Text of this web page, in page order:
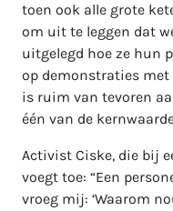
toen ook alle grote
om uit te leggen dat
uitgelegd hoe ze hun
op demonstraties
is ruim van tevoren
één van de
Activist Ciske, die bij
voegt toe: “Een
vroeg mij: ‘Waarom